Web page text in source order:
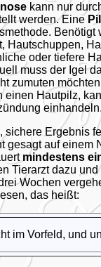
kann nur
werden. Eine
Benötigt
Hautschuppen,
oder tiefere
muss der Igel
zumuten
einen Hautpilz,
einhandeln.
sichere Ergebnis
gesagt auf einem
mindestens
Tierarzt dazu
Wochen
das heißt:
im Vorfeld, und